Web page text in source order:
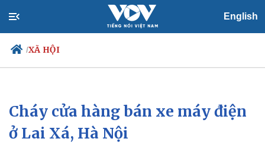
English
/XÃ HỘI
Chính trị
Đảng
Tổ chức nhân sự
Xã hội
Cháy cửa hàng bán xe máy điện
ở Lai Xá, Hà Nội